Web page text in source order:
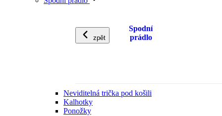
zpět
Spodní
prádlo
Neviditelná trička pod košili
Kalhotky
Ponožky